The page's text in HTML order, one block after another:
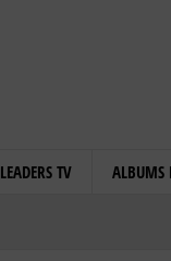
LEADERS TV ALBUMS